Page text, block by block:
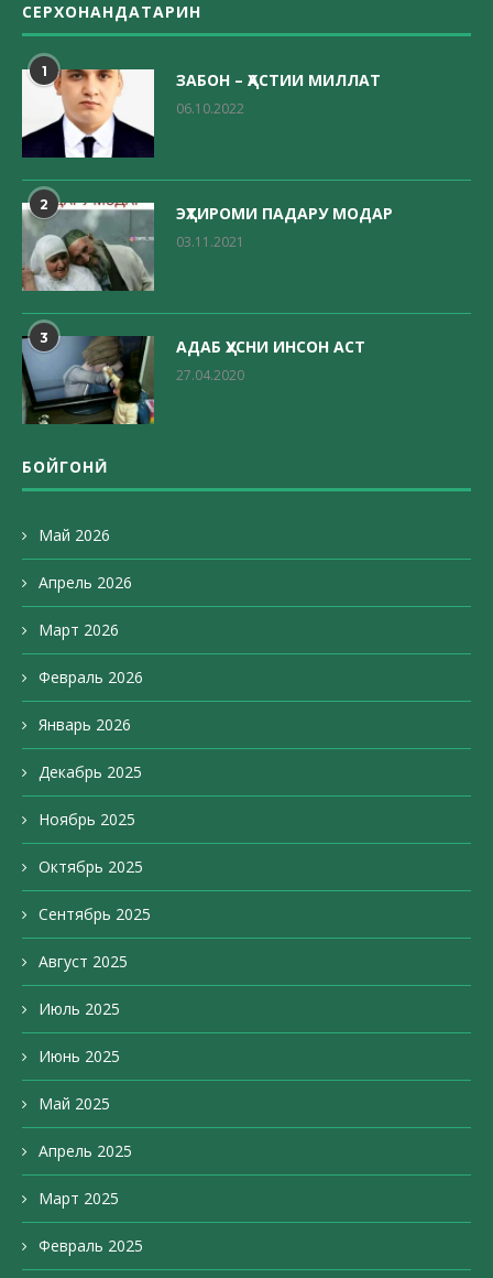
СЕРХОНАНДАТАРИН
1 ЗАБОН – ҲАСТИИ МИЛЛАТ
06.10.2022
2 ЭҲТИРОМИ ПАДАРУ МОДАР
03.11.2021
3 АДАБ ҲУСНИ ИНСОН АСТ
27.04.2020
БОЙГОНӢ
Май 2026
Апрель 2026
Март 2026
Февраль 2026
Январь 2026
Декабрь 2025
Ноябрь 2025
Октябрь 2025
Сентябрь 2025
Август 2025
Июль 2025
Июнь 2025
Май 2025
Апрель 2025
Март 2025
Февраль 2025